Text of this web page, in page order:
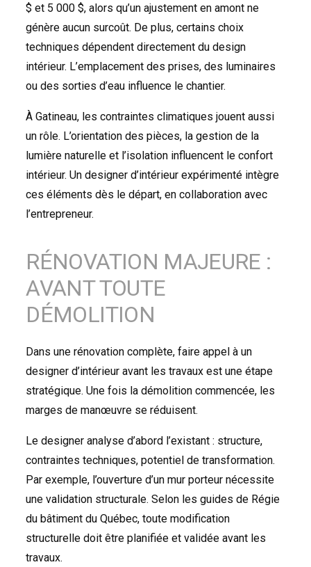
$ et 5 000 $, alors qu’un ajustement en amont ne
génère aucun surcoût. De plus, certains choix
techniques dépendent directement du design
intérieur. L’emplacement des prises, des luminaires
ou des sorties d’eau influence le chantier.
À Gatineau, les contraintes climatiques jouent aussi
un rôle. L’orientation des pièces, la gestion de la
lumière naturelle et l’isolation influencent le confort
intérieur. Un designer d’intérieur expérimenté intègre
ces éléments dès le départ, en collaboration avec
l’entrepreneur.
RÉNOVATION MAJEURE :
AVANT TOUTE
DÉMOLITION
Dans une rénovation complète, faire appel à un
designer d’intérieur avant les travaux est une étape
stratégique. Une fois la démolition commencée, les
marges de manœuvre se réduisent.
Le designer analyse d’abord l’existant : structure,
contraintes techniques, potentiel de transformation.
Par exemple, l’ouverture d’un mur porteur nécessite
une validation structurale. Selon les guides de Régie
du bâtiment du Québec, toute modification
structurelle doit être planifiée et validée avant les
travaux.